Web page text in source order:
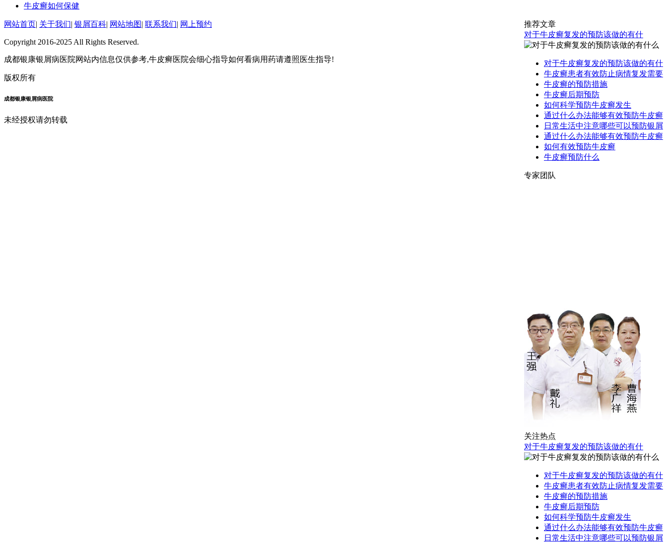
牛皮癣如何保健
推荐文章
对于牛皮癣复发的预防该做的有什
对于牛皮癣复发的预防该做的有什
牛皮癣患者有效防止病情复发需要
牛皮癣的预防措施
牛皮癣后期预防
如何科学预防牛皮癣发生
通过什么办法能够有效预防牛皮癣
日常生活中注意哪些可以预防银屑
通过什么办法能够有效预防牛皮癣
如何有效预防牛皮癣
牛皮癣预防什么
专家团队
关注热点
对于牛皮癣复发的预防该做的有什
对于牛皮癣复发的预防该做的有什
牛皮癣患者有效防止病情复发需要
牛皮癣的预防措施
牛皮癣后期预防
如何科学预防牛皮癣发生
通过什么办法能够有效预防牛皮癣
日常生活中注意哪些可以预防银屑
网站首页| 关于我们| 银屑百科| 网站地图| 联系我们| 网上预约
Copyright 2016-2025 All Rights Reserved.
成都银康银屑病医院网站内信息仅供参考,牛皮癣医院会细心指导如何看病用药请遵照医生指导!
版权所有
成都银康银屑病医院
未经授权请勿转载